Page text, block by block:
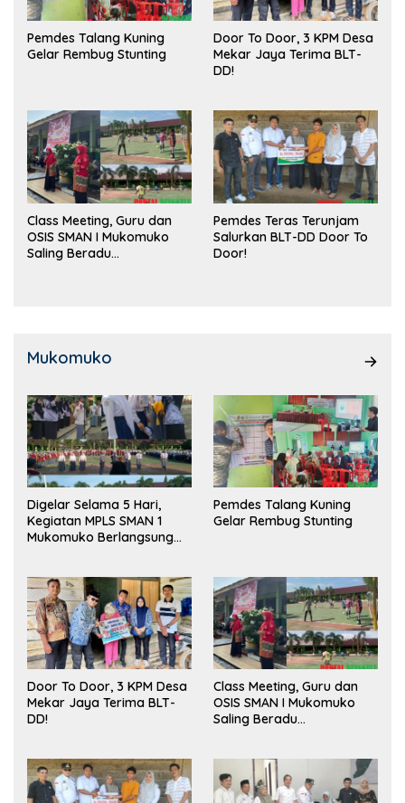
Pemdes Talang Kuning
Gelar Rembug Stunting
Door To Door, 3 KPM Desa
Mekar Jaya Terima BLT-
DD!
Class Meeting, Guru dan
OSIS SMAN I Mukomuko
Saling Beradu
Pemdes Teras Terunjam
Salurkan BLT-DD Door To
Door!
Mukomuko
Digelar Selama 5 Hari,
Kegiatan MPLS SMAN 1
Mukomuko Berlangsung
Pemdes Talang Kuning
Gelar Rembug Stunting
Door To Door, 3 KPM Desa
Mekar Jaya Terima BLT-
DD!
Class Meeting, Guru dan
OSIS SMAN I Mukomuko
Saling Beradu